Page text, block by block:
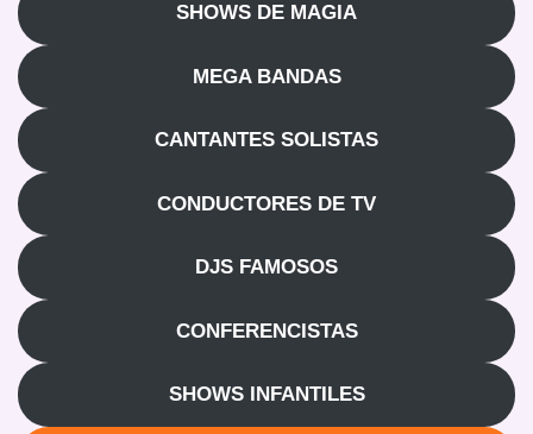
SHOWS DE MAGIA
MEGA BANDAS
CANTANTES SOLISTAS
CONDUCTORES DE TV
DJS FAMOSOS
CONFERENCISTAS
SHOWS INFANTILES